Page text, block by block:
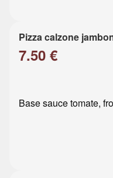
Pizza calzone
7.50 €
Base sauce tomate,